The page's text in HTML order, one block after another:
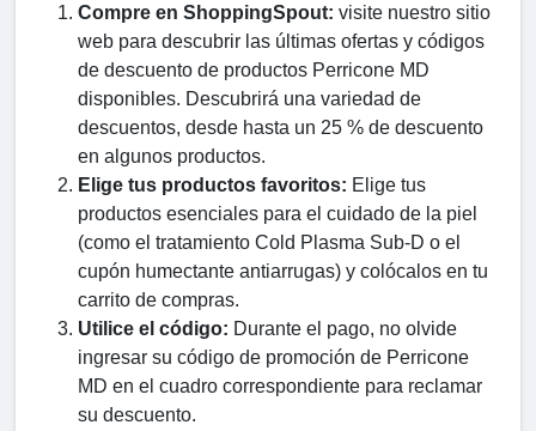
Compre en ShoppingSpout: visite nuestro sitio
web para descubrir las últimas ofertas y códigos
de descuento de productos Perricone MD
disponibles. Descubrirá una variedad de
descuentos, desde hasta un 25 % de descuento
en algunos productos.
Elige tus productos favoritos: Elige tus
productos esenciales para el cuidado de la piel
(como el tratamiento Cold Plasma Sub-D o el
cupón humectante antiarrugas) y colócalos en tu
carrito de compras.
Utilice el código: Durante el pago, no olvide
ingresar su código de promoción de Perricone
MD en el cuadro correspondiente para reclamar
su descuento.